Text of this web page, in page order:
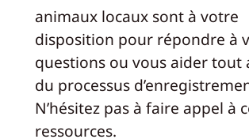
animaux locaux sont à votre
disposition pour répondre à
questions ou vous aider tout
du processus
N’hésitez pas à faire appel à
ressources.